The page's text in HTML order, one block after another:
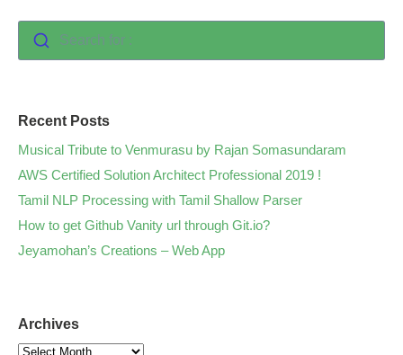
Search for :
Recent Posts
Musical Tribute to Venmurasu by Rajan Somasundaram
AWS Certified Solution Architect Professional 2019 !
Tamil NLP Processing with Tamil Shallow Parser
How to get Github Vanity url through Git.io?
Jeyamohan’s Creations – Web App
Archives